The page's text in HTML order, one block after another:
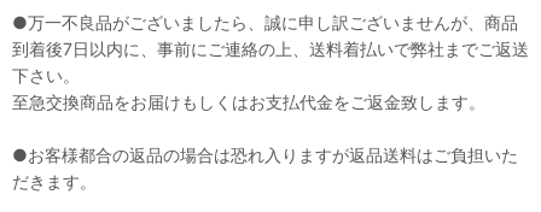
●万一不良品がございましたら、誠に申し訳ございませんが、商品
到着後7日以内に、事前にご連絡の上、送料着払いで弊社までご返送
下さい。
至急交換商品をお届けもしくはお支払代金をご返金致します。
●お客様都合の返品の場合は恐れ入りますが返品送料はご負担いた
だきます。